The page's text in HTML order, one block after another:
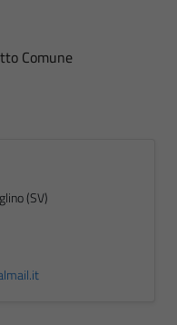
Comune
(SV)